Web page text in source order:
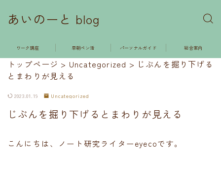
あいのーと blog
ワーク講座 早朝ペン活 パーソナルガイド 総合案内
トップページ > Uncategorized > じぶんを掘り下げる
とまわりが見える
2023.01.19 Uncategorized
じぶんを掘り下げるとまわりが見える
こんにちは、ノート研究ライターeyecoです。